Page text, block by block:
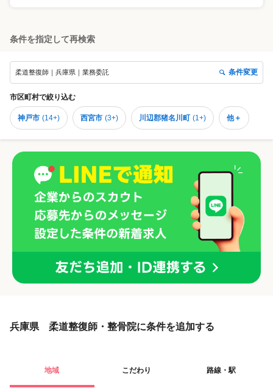
条件を指定して再検索
柔道整復師｜兵庫県｜業務委託 条件変更
市区町村で絞り込む
神戸市 (14+) 西宮市 (3+) 川辺郡猪名川町 (1+) 他＋
兵庫県 柔道整復師・整骨院に条件を追加する
地域 こだわり 路線・駅